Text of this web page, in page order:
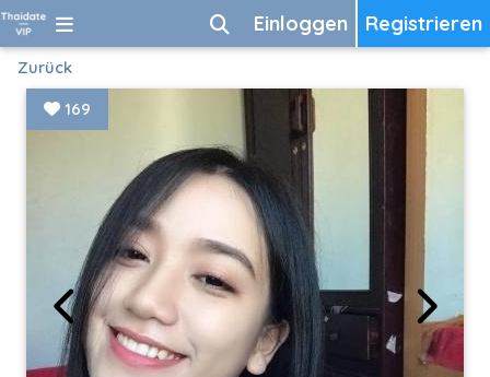
Registrieren
Einloggen
Zurück
169